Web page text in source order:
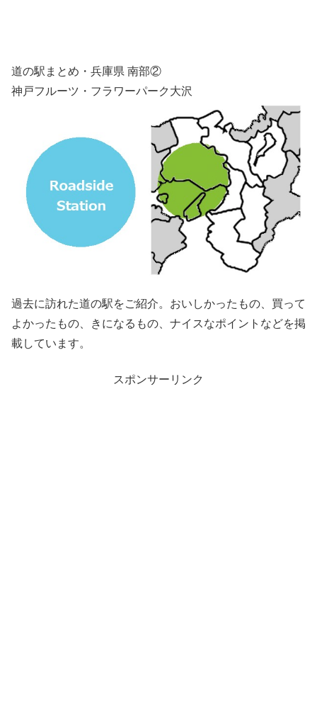
道の駅まとめ・兵庫県 南部②
神戸フルーツ・フラワーパーク大沢
過去に訪れた道の駅をご紹介。おいしかったもの、買って
よかったもの、きになるもの、ナイスなポイントなどを掲
載しています。
スポンサーリンク